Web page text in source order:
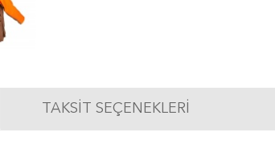
TAKSIT SEÇENEKLERI